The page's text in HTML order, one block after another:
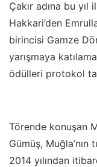
Çakır adına bu
Hakkari’den
birincisi Gamze
yarışmaya
ödülleri protokol
Törende konuşan
Gümüş, Muğla’nın
2014 yılından